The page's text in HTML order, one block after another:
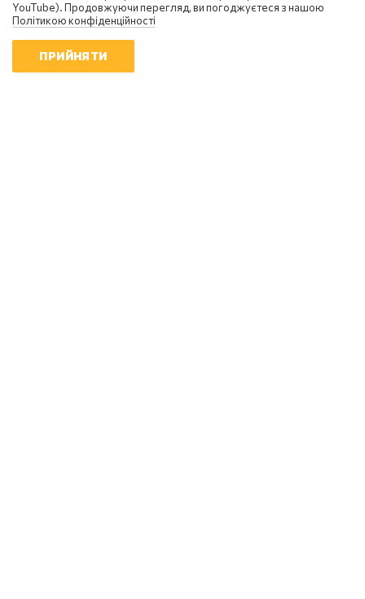
YouTube). Продовжуючи перегляд, ви погоджуєтеся з нашою
Політикою конфіденційності
ПРИЙНЯТИ